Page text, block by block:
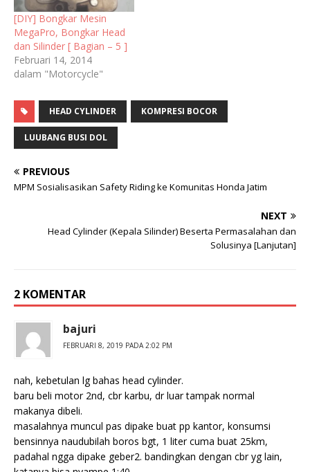
[DIY] Bongkar Mesin
MegaPro, Bongkar Head
dan Silinder [ Bagian – 5 ]
Februari 14, 2014
dalam "Motorcycle"
HEAD CYLINDER KOMPRESI BOCOR
LUUBANG BUSI DOL
PREVIOUS
MPM Sosialisasikan Safety Riding ke Komunitas Honda Jatim
NEXT
Head Cylinder (Kepala Silinder) Beserta Permasalahan dan
Solusinya [Lanjutan]
2 KOMENTAR
bajuri
FEBRUARI 8, 2019 PADA 2:02 PM
nah, kebetulan lg bahas head cylinder.
baru beli motor 2nd, cbr karbu, dr luar tampak normal
makanya dibeli.
masalahnya muncul pas dipake buat pp kantor, konsumsi
bensinnya naudubilah boros bgt, 1 liter cuma buat 25km,
padahal ngga dipake geber2. bandingkan dengan cbr yg lain,